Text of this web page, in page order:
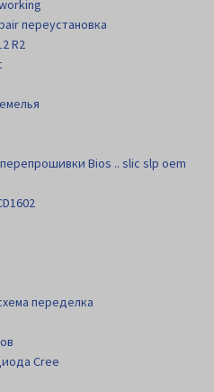
переустановка
R2
Bios .. slic slp oem
переделка
Cree